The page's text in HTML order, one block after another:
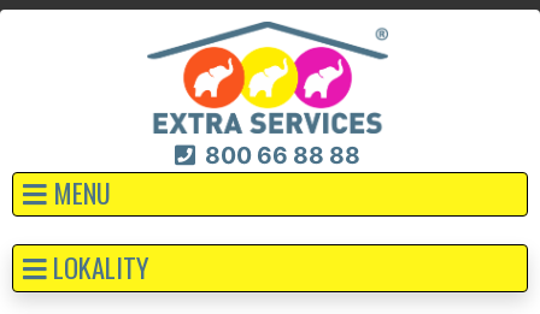
800 66 88 88
MENU
LOKALITY